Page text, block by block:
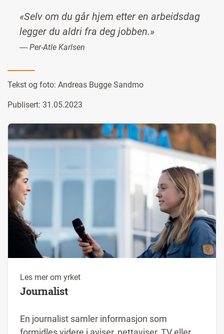
Tekst og foto: Andreas Bugge Sandmo
Publisert: 31.05.2023
«Selv om du går hjem etter en arbeidsdag
legger du aldri fra deg jobben.»
― Per-Atle Karlsen
Les mer om yrket
Journalist
En journalist samler informasjon som